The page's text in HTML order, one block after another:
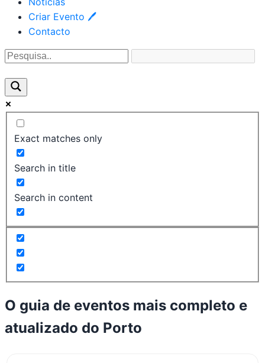
Criar Evento 🖊
Contacto
Exact matches only
Search in title
Search in content
O guia de eventos mais completo e
atualizado do Porto